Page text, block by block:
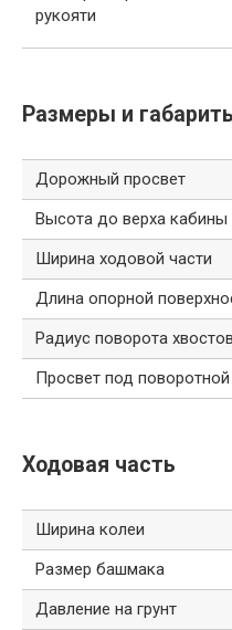
рукояти
Размеры и
Дорожный просвет
Высота до верха кабины
Ширина ходовой части
Длина опорной
Радиус поворота
Просвет под
Ходовая часть
Ширина колеи
Размер башмака
Давление на грунт